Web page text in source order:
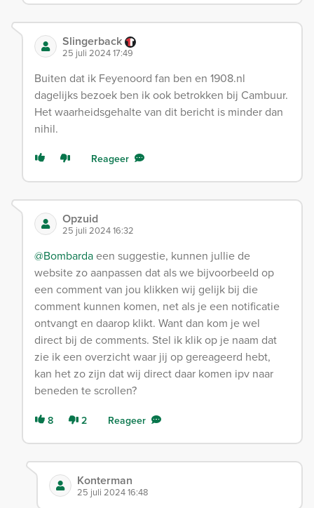
Slingerback
25 juli 2024 17:49
Buiten dat ik Feyenoord fan ben en 1908.nl
dagelijks bezoek ben ik ook betrokken bij Cambuur.
Het waarheidsgehalte van dit bericht is minder dan
nihil.
Reageer
Opzuid
25 juli 2024 16:32
@Bombardaeen suggestie, kunnen jullie de
website zo aanpassen dat als we bijvoorbeeld op
een comment van jou klikken wij gelijk bij die
comment kunnen komen, net als je een notificatie
ontvangt en daarop klikt. Want dan kom je wel
direct bij de comments. Stel ik klik op je naam dat
zie ik een overzicht waar jij op gereageerd hebt,
kan het zo zijn dat wij direct daar komen ipv naar
beneden te scrollen?
8 2 Reageer
Konterman
25 juli 2024 16:48